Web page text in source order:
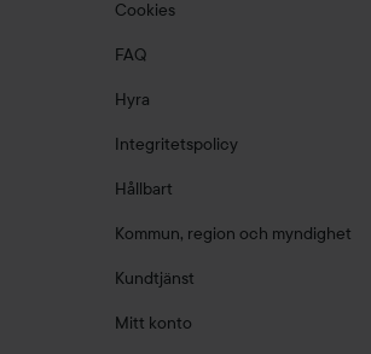
Cookies
FAQ
Hyra
Integritetspolicy
Hållbart
Kommun, region och myndighet
Kundtjänst
Mitt konto